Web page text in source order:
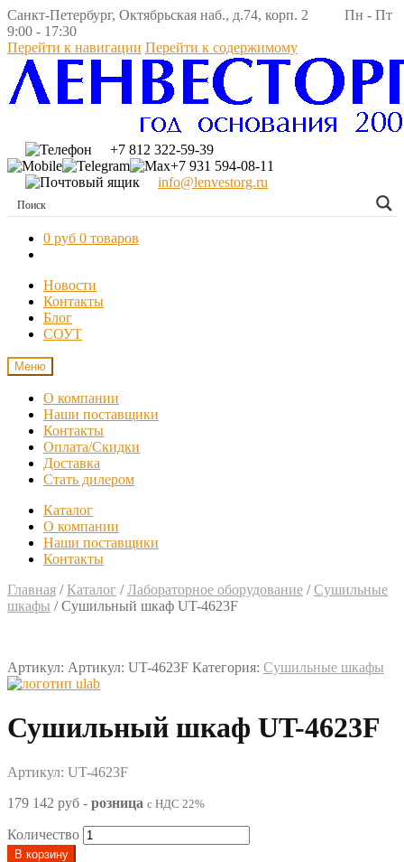
Санкт-Петербург, Октябрьская наб., д.74, корп. 2 Пн - Пт
9:00 - 17:30
Перейти к навигации Перейти к содержимому
+7 812 322-59-39
+7 931 594-08-11
info@lenvestorg.ru
0 руб 0 товаров
Новости
Контакты
Блог
СОУТ
Меню
О компании
Наши поставщики
Контакты
Оплата/Скидки
Доставка
Стать дилером
Каталог
О компании
Наши поставщики
Контакты
Главная / Каталог /Лабораторное оборудование /Сушильные
шкафы /Сушильный шкаф UT-4623F
Артикул: Артикул: UT-4623F Категория: Сушильные шкафы
Сушильный шкаф UT-4623F
Артикул: UT-4623F
179 142 руб - розница с НДС 22%
Количество
В корзину